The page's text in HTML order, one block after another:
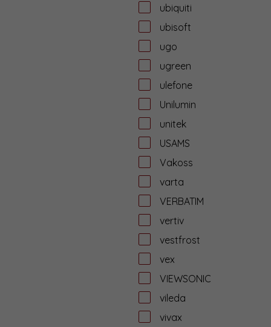
ubiquiti
ubisoft
ugo
ugreen
ulefone
Unilumin
unitek
USAMS
Vakoss
varta
VERBATIM
vertiv
vestfrost
vex
VIEWSONIC
vileda
vivax